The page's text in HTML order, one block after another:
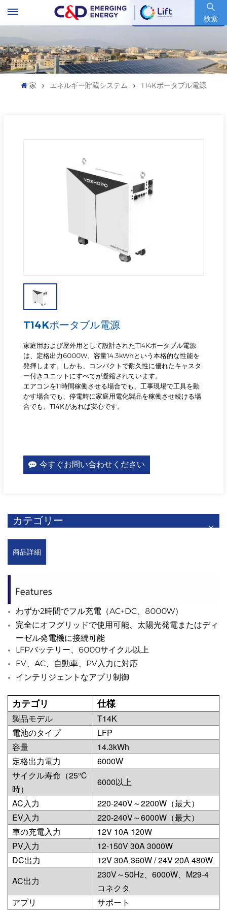
検索
銘柄コード : 600153.SH
家 エネルギー貯蔵システム T14Kポータブル電源
T14Kポータブル電源
家庭用および屋外用として設計されたT14Kポータブル電源
は、定格出力6000W、容量14.3kWhという本格的な性能を
発揮します。しかも、コンパクトで耐久性に優れたキャスタ
ー付きユニットにすべてが凝縮されています。
エアコンを11時間稼働させる場合でも、工事現場で工具を動
かす場合でも、停電時に家庭用電化製品を稼働させ続ける場
合でも、T14Kがあれば安心です。
今すぐお問い合わせください
カテゴリー
商品詳細
わずか2時間でフル充電（AC+DC、8000W）
完全にオフグリッドで使用可能、太陽光発電またはディ
ーゼル発電機に接続可能
LFPバッテリー、6000サイクル以上
EV、AC、自動車、PV入力に対応
インテリジェントなアプリ制御
カテゴリ 仕様
製品モデル
T14K
電池のタイプ
LFP
容量
14.3kWh
定格出力電力
6000W
サイクル寿命（25℃
時）
6000以上
AC入力
220-240V～2200W（最大）
EV入力
220-240V～6000W（最大）
車の充電入力
12V 10A 120W
PV入力
12-150V 30A 3000W
DC出力
12V 30A 360W / 24V 20A 480W
AC出力
230V～50Hz、6000W、M29-4
コネクタ
アプリ
サポート